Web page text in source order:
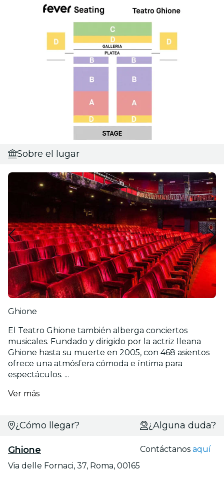
Sobre el lugar
Ghione
El Teatro Ghione también alberga conciertos
musicales. Fundado y dirigido por la actriz Ileana
Ghione hasta su muerte en 2005, con 468 asientos
ofrece una atmósfera cómoda e íntima para
espectáculos. ...
Ver más
¿Cómo llegar?
Ghione
Via delle Fornaci, 37, Roma, 00165
¿Alguna duda?
Contáctanos aquí